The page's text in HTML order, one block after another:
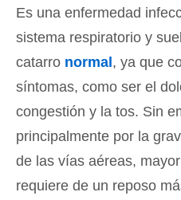
Es una enfermedad
sistema respiratorio y
catarro normal, ya que
síntomas, como ser el
congestión y la tos. Sin
principalmente por la
de las vías aéreas,
requiere de un reposo